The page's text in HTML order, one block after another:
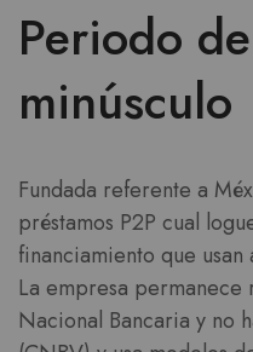
Periodo
minúsculo
Fundada referente a
préstamos P2P cual
financiamiento que
La empresa
Nacional Bancaria y no